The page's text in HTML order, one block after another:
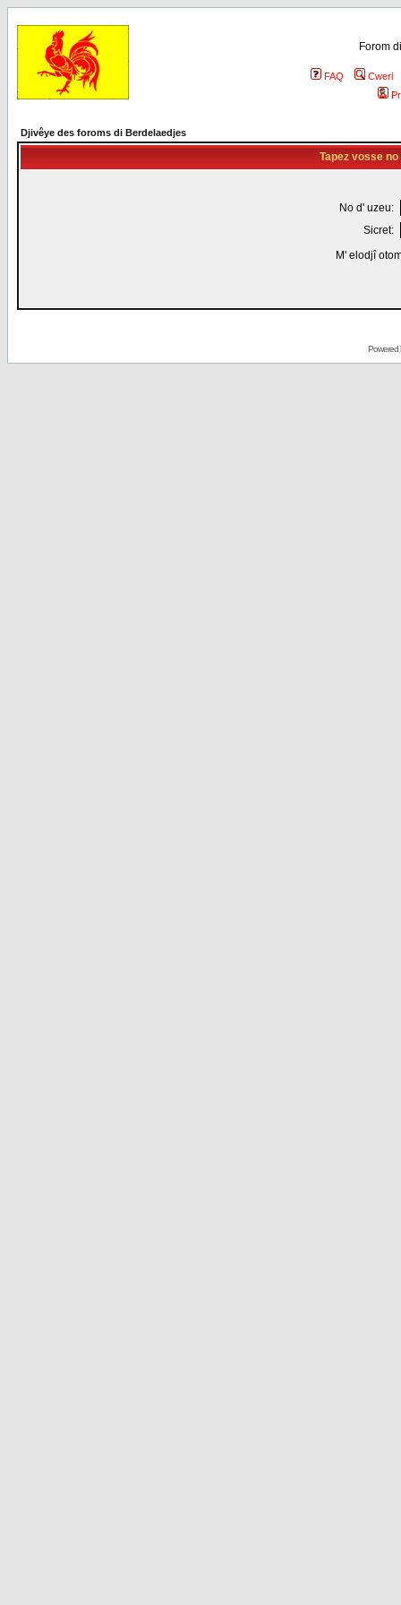
Forom
FAQ
Cweri
Djivêye des foroms di Berdelaedjes
Tapez vosse
No d' uzeu:
Sicret:
M' elodjî
Powered